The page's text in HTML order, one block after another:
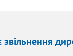
звільнення